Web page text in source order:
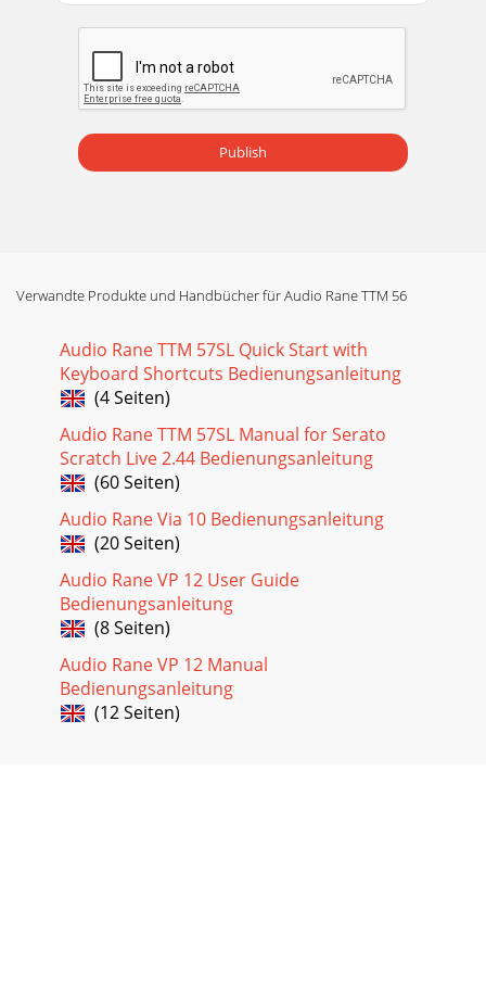
Publish
Verwandte Produkte und Handbücher für Audio Rane TTM 56
Audio Rane TTM 57SL Quick Start with
Keyboard Shortcuts Bedienungsanleitung
(4 Seiten)
Audio Rane TTM 57SL Manual for Serato
Scratch Live 2.44 Bedienungsanleitung
(60 Seiten)
Audio Rane Via 10 Bedienungsanleitung
(20 Seiten)
Audio Rane VP 12 User Guide
Bedienungsanleitung
(8 Seiten)
Audio Rane VP 12 Manual
Bedienungsanleitung
(12 Seiten)